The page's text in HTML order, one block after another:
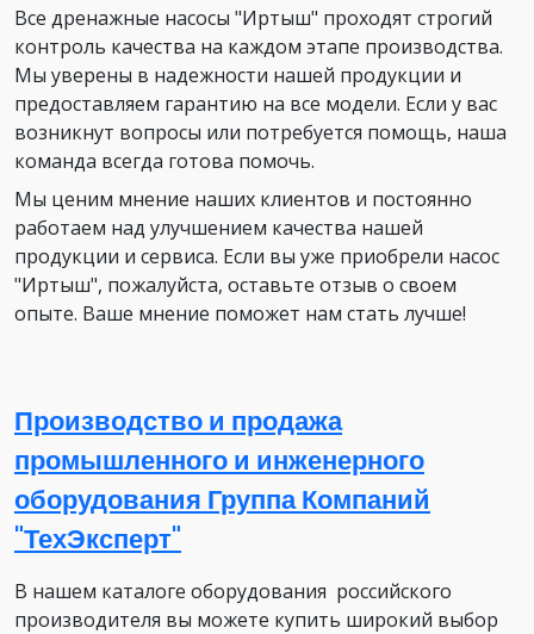
Все дренажные насосы "Иртыш" проходят строгий
контроль качества на каждом этапе производства.
Мы уверены в надежности нашей продукции и
предоставляем гарантию на все модели. Если у вас
возникнут вопросы или потребуется помощь, наша
команда всегда готова помочь.
Мы ценим мнение наших клиентов и постоянно
работаем над улучшением качества нашей
продукции и сервиса. Если вы уже приобрели насос
"Иртыш", пожалуйста, оставьте отзыв о своем
опыте. Ваше мнение поможет нам стать лучше!
Производство и продажа
промышленного и инженерного
оборудования Группа Компаний
"ТехЭксперт"
В нашем каталоге оборудования российского
производителя вы можете купить широкий выбор